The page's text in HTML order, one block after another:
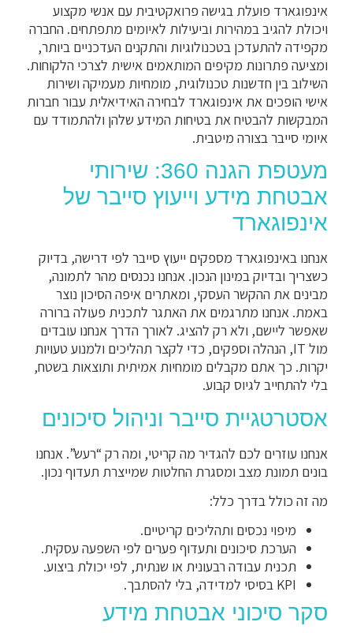
אינפוגארד פועלת בגישה פרואקטיבית עם אנשי מקצוע
ויכולת להגיב במהירות וביעילות לאיומים מתפתחים. החברה
מקפידה להתעדכן בטכנולוגיות והתקנים העדכניים ביותר,
ומציעה פתרונות מקיפים המותאמים אישית לצרכי הלקוחות.
השילוב בין חדשנות טכנולוגית, מומחיות מעמיקה ושירות
אישי הופכים את אינפוגארד לבחירה האידיאלית עבור חברות
המבקשות להבטיח את בטיחות המידע שלהן ולהתמודד עם
איומי סייבר בצורה מיטבית.
מעטפת הגנה 360: שירותי
אבטחת מידע וייעוץ סייבר של
אינפוגארד
אנחנו באינפוגארד מספקים ייעוץ סייבר לפי דרישה, בדיוק
כשצריך ובדיוק במינון הנכון. אנחנו נכנסים מהר לתמונה,
מבינים את ההקשר העסקי, ומאתרים איפה הסיכון נוצר
באמת. אנחנו מתרגמים את האתגר לתכנית פעולה ברורה
שאפשר ליישם, ולא רק להציג. לאורך הדרך אנחנו עובדים
מול IT, הנהלה וספקים, כדי לקצר תהליכים ולמנוע טעויות
יקרות. כך אתם מקבלים מומחיות אמיתית ותוצאות בשטח,
בלי להתחייב לגיוס קבוע.
אסטרטגיית סייבר וניהול סיכונים
אנחנו עוזרים לכם להגדיר מה קריטי, ומה רק “רעש”. אנחנו
בונים תמונת מצב ומסגרת החלטות שמייצרת תעדוף נכון.
מה זה כולל בדרך כלל:
מיפוי נכסים ותהליכים קריטיים.
הערכת סיכונים ותעדוף פערים לפי השפעה עסקית.
תכנית עבודה רבעונית או שנתית, לפי יכולת ביצוע.
KPI בסיסי למדידה, בלי להסתבך.
סקר סיכוני אבטחת מידע